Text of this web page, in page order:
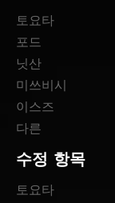
토요타
포드
닛산
미쓰비시
이스즈
다른
수정 항목
토요타